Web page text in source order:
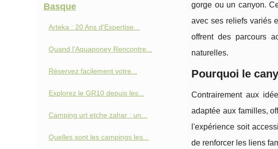
gorge ou un canyon.
avec ses reliefs variés
offrent des parcours
naturelles.
Pourquoi le
Contrairement aux
adaptée aux familles,
l'expérience soit
de renforcer les liens
Basque
Arteka : 20 Ans d'Expertise...
Quand l'Aquaponey Rencontre...
Réservez facilement votre...
Explorez le GR10 depuis les...
Camping urt etche zahar : un...
Quelles sont les campings les...